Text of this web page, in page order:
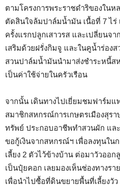
ตามโครงการพระราชดำริของในห
ตัดสินใจล้มปาล์มน้ำมัน เนื้อที่ 7 ไร่
ครั้งแรกปลูกเสาวรส และเปลี่ยนจ
เสริมด้วยฝรั่งกิมจู และในคูน้ำร่อง
สวนปาล์มน้ำมันนำมาส่งชำระหนี้ส
เป็นค่าใช้จ่ายในครัวเรือน
จากนั้น เดินทางไปเยี่ยมชมฟาร์ม
สมาชิกสหกรณ์การเกษตรเมืองสุร
ทรัพย์ ประกอบอาชีพทำสวนผัก แล
ขอกู้เงินจากสหกรณ์ฯ เพื่อลงทุนในก
เลี้ยง 2 ตัวไว้ข้างบ้าน ต่อมาวัวออ
เป็นปุ๋ยคอก เลยมองเห็นช่องทางร
เพื่อนำไปซื้อที่ดินขยายพื้นที่เลี้ยงวั